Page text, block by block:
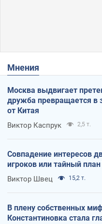
Мнения
Москва выдвигает
дружба превращается в
от Китая
Виктор Каспрук 2,5 т.
Совпадение интересов
игроков или тайный
Виктор Швец 15,2 т.
В плену собственных
Константиновка стала